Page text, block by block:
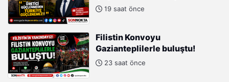
Türkiye Güçlenemez!"
19 saat önce
Filistin Konvoyu
Gazianteplilerle buluştu!
23 saat önce